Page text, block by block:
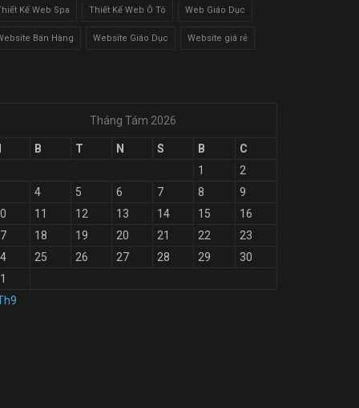
Kế Web Spa Thiết Kế Web Ô Tô Web Giáo Dục
Bán Hàng Website Giáo Dục Website giá rẻ
Tháng Tám 2026
B T N S B
C
1
2
4 5 6 7 8
9
11 12 13 14 15
16
18 19 20 21 22
23
25 26 27 28 29
30